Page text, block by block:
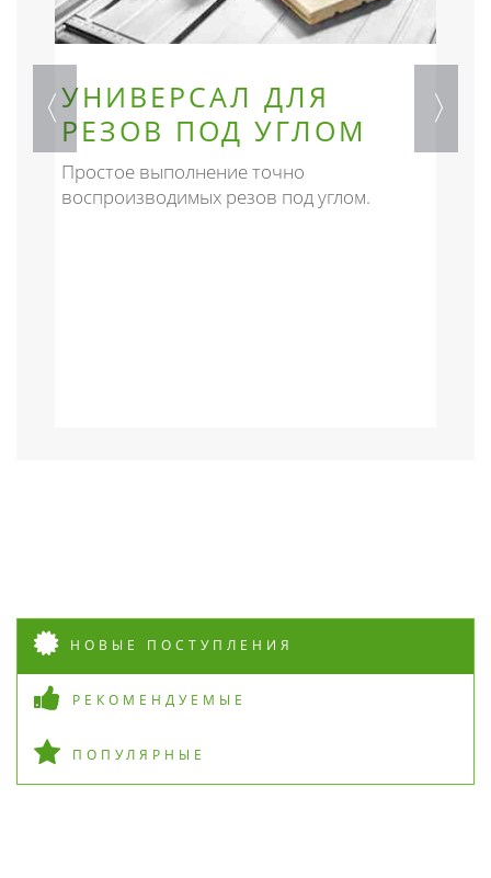
УНИВЕРСАЛ ДЛЯ
РЕЗОВ ПОД УГЛОМ
Простое выполнение точно
воспроизводимых резов под углом.
НОВЫЕ ПОСТУПЛЕНИЯ
РЕКОМЕНДУЕМЫЕ
ПОПУЛЯРНЫЕ